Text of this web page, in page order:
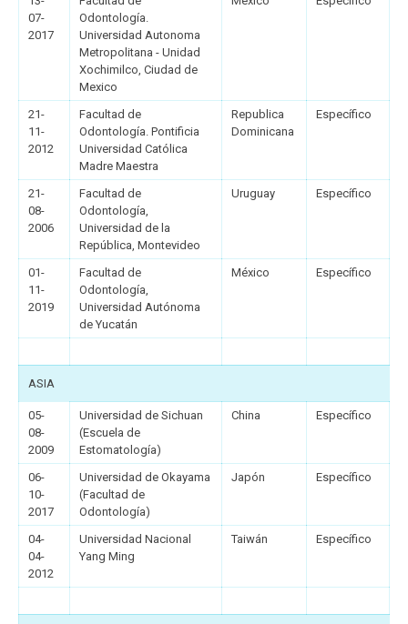
07-
2017
Odontología.
Universidad Autonoma
Metropolitana - Unidad
Xochimilco, Ciudad de
Mexico
21-
11-
2012
Facultad de
Odontología. Pontificia
Universidad Católica
Madre Maestra
Republica
Dominicana
Específico
21-
08-
2006
Facultad de
Odontología,
Universidad de la
República, Montevideo
Uruguay Específico
01-
11-
2019
Facultad de
Odontología,
Universidad Autónoma
de Yucatán
México Específico
ASIA
05-
08-
2009
Universidad de Sichuan
(Escuela de
Estomatología)
China Específico
06-
10-
2017
Universidad de Okayama
(Facultad de
Odontología)
Japón Específico
04-
04-
2012
Universidad Nacional
Yang Ming
Taiwán Específico